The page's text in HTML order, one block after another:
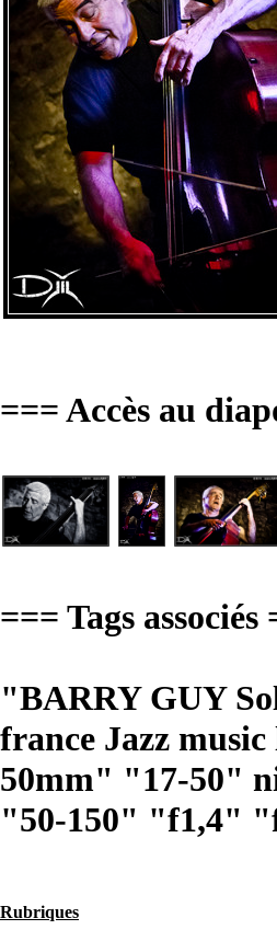
=== Accès au
=== Tags associés
"BARRY GUY
france Jazz
50mm" "17-50"
"50-150" "f1,4"
Rubriques